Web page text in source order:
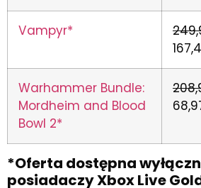
Vampyr*
Warhammer Bundle:
Mordheim and Blood
Bowl 2*
*Oferta dostępna
posiadaczy Xbox Live